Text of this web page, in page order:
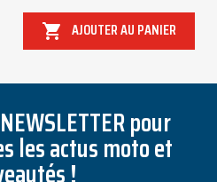
 AJOUTER AU PANIER
pour
les actus moto et
!